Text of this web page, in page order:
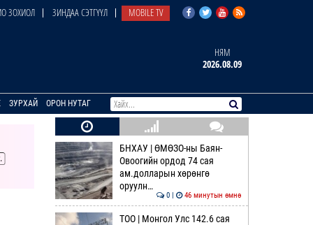
ЗОХИОЛ ЗИНДАА СЭТГҮҮЛ MOBILE TV
НЯМ
2026.08.09
ЗУРХАЙ ОРОН НУТАГ
БНХАУ | ӨМӨЗО-ны Баян-
Овоогийн ордод 74 сая
ам.долларын хөрөнгө
оруулн…
0 | 46 минутын өмнө
ТОО | Монгол Улс 142.6 сая